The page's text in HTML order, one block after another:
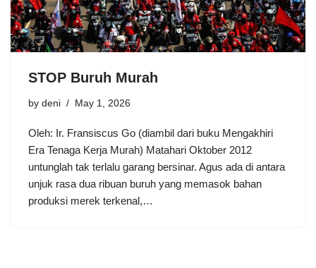
STOP Buruh Murah
by deni May 1, 2026
Oleh: Ir. Fransiscus Go (diambil dari buku Mengakhiri
Era Tenaga Kerja Murah) Matahari Oktober 2012
untunglah tak terlalu garang bersinar. Agus ada di antara
unjuk rasa dua ribuan buruh yang memasok bahan
produksi merek terkenal,…